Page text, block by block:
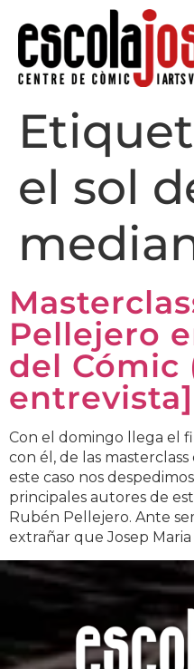
el sol
Pellejero
del Cómic
entrevista]
Con el domingo llega el
con él, de las masterclass
este caso nos
principales autores de
Rubén Pellejero. Ante
extrañar que Josep